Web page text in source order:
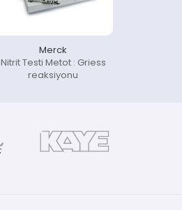
Merck
Nitrit Testi Metot : Griess
reaksiyonu